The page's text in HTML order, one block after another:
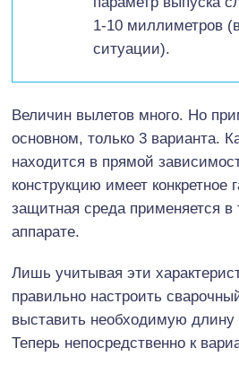
1-10 миллиметров
ситуации).
Величин вылетов много. Но
основном, только 3 варианта.
находится в прямой
конструкцию имеет конкретное
защитная среда применяется
аппарате.
Лишь учитывая эти
правильно настроить
выставить необходимую длину
Теперь непосредственно к